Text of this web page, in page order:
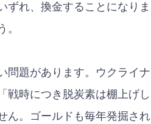
ずれ、換金することになりま
。
問題があります。ウクライナ
戦時につき脱炭素は棚上げし
ん。ゴールドも毎年発掘され